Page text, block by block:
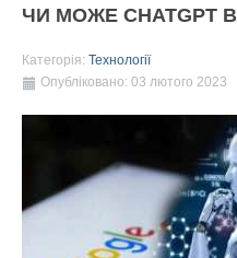
ЧИ МОЖЕ CHATGPT
Категорія: Технології
Опубліковано: 03 лютого 2023